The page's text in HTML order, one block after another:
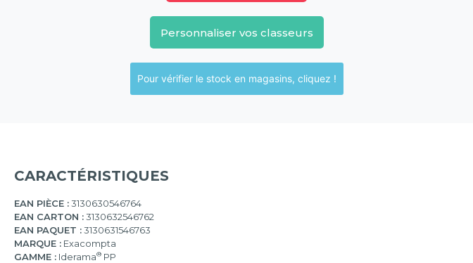
Personnaliser vos classeurs
Pour vérifier le stock en magasins, cliquez !
CARACTÉRISTIQUES
EAN PIÈCE :3130630546764
EAN CARTON :3130632546762
EAN PAQUET :3130631546763
MARQUE : Exacompta
GAMME : Iderama® PP